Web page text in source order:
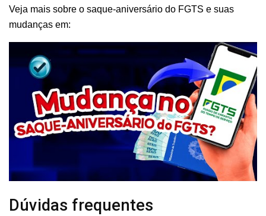
Veja mais sobre o saque-aniversário do FGTS e suas
mudanças em:
Dúvidas frequentes